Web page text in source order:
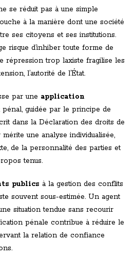
se réduit pas à une simple
à la manière dont une société
ses citoyens et ses institutions.
risque d’inhiber toute forme de
répression trop laxiste fragilise les
l’autorité de l’État.
par une application
pénal, guidée par le principe de
dans la Déclaration des droits de
mérite une analyse individualisée,
de la personnalité des parties et
tenus.
publics à la gestion des conflits
souvent sous-estimée. Un agent
situation tendue sans recourir
pénale contribue à réduire le
la relation de confiance